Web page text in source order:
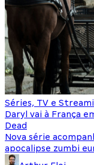
Séries, TV e
Daryl vai à França
Dead
Nova série
apocalipse zumbi